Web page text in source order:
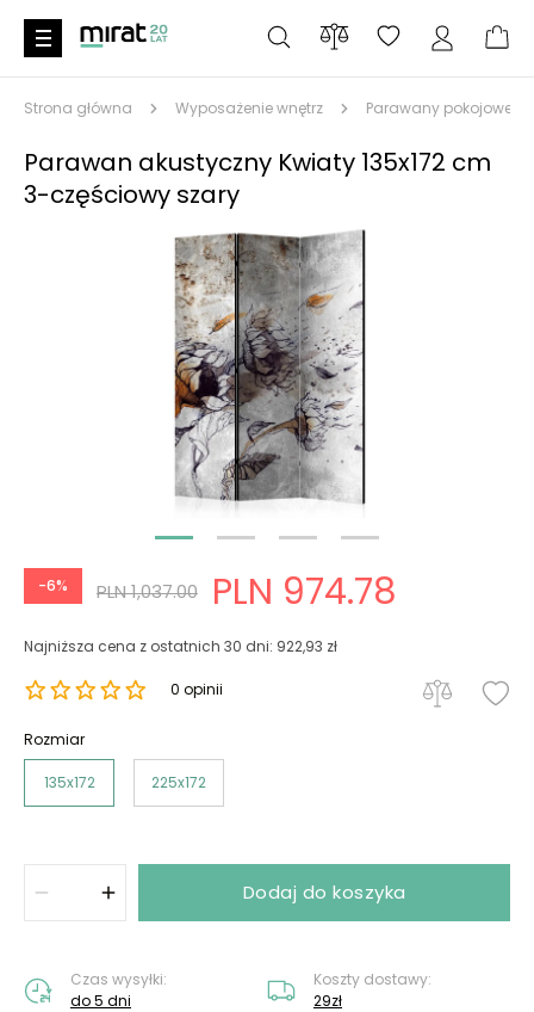
Strona główna Wyposażenie wnętrz Parawany pokojowe
Parawan akustyczny Kwiaty 135x172 cm
3-częściowy szary
-6% PLN 1,037.00 PLN 974.78
Najniższa cena z ostatnich 30 dni: 922,93 zł
0 opinii
Rozmiar
135x172 225x172
Dodaj do koszyka
Czas wysyłki:
do 5 dni
Koszty dostawy:
29zł